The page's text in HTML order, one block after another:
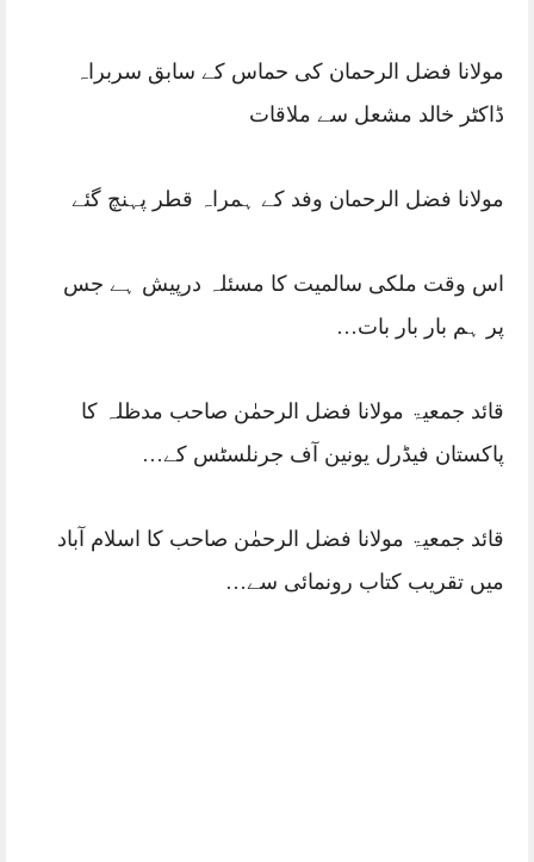
مولانا فضل الرحمان کی حماس کے سابق سربراہ
ڈاکٹر خالد مشعل سے ملاقات
مولانا فضل الرحمان وفد کے ہمراہ قطر پہنچ گئے
اس وقت ملکی سالمیت کا مسئلہ درپیش ہے جس
پر ہم بار بار بات…
قائد جمعیۃ مولانا فضل الرحمٰن صاحب مدظلہ کا
پاکستان فیڈرل یونین آف جرنلسٹس کے…
قائد جمعیۃ مولانا فضل الرحمٰن صاحب کا اسلام آباد
میں تقریب کتاب رونمائی سے…